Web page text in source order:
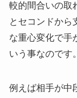
較的間合いの取
とセコンドから
な重心変化で手
いう事なのです。
例えば相手が中